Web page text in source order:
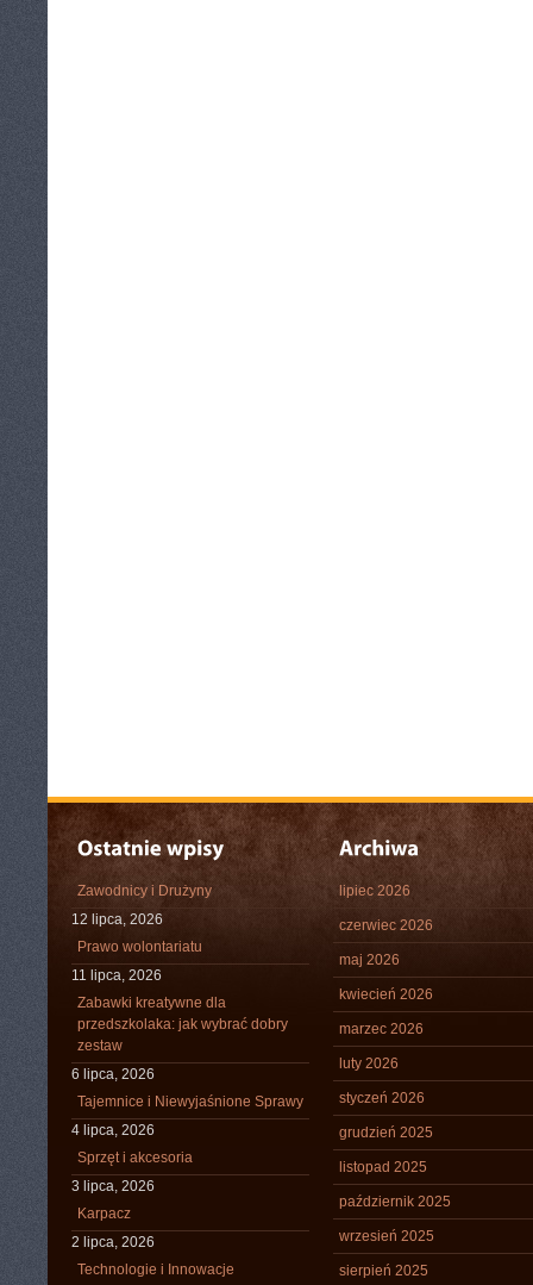
Zawodnicy i Drużyny
12 lipca, 2026
Prawo wolontariatu
11 lipca, 2026
Zabawki kreatywne dla
przedszkolaka: jak wybrać dobry
zestaw
6 lipca, 2026
Tajemnice i Niewyjaśnione Sprawy
4 lipca, 2026
Sprzęt i akcesoria
3 lipca, 2026
Karpacz
2 lipca, 2026
Technologie i Innowacje
lipiec 2026
czerwiec 2026
maj 2026
kwiecień 2026
marzec 2026
luty 2026
styczeń 2026
grudzień 2025
listopad 2025
październik 2025
wrzesień 2025
sierpień 2025